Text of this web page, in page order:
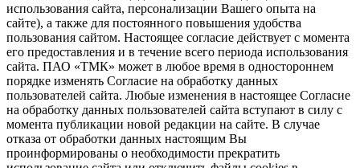
использования сайта, персонализации Вашего опыта на
сайте), а также для постоянного повышения удобства
пользования сайтом. Настоящее согласие действует с момента
его предоставления и в течение всего периода использования
сайта. ПАО «ТМК» может в любое время в одностороннем
порядке изменять Согласие на обработку данных
пользователей сайта. Любые изменения в настоящее Согласие
на обработку данных пользователей сайта вступают в силу с
момента публикации новой редакции на сайте. В случае
отказа от обработки данных настоящим Вы
проинформированы о необходимости прекратить